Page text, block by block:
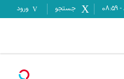
-
08:59 جستجو ورود